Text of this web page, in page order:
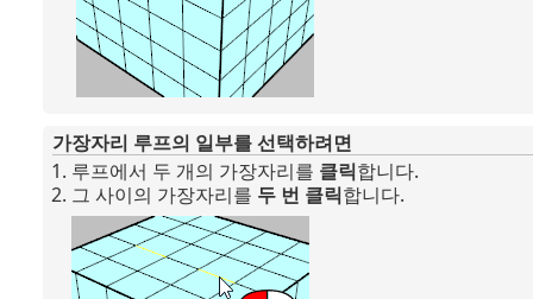
가장자리 루프의 일부를 선택하려면
루프에서 두 개의 가장자리를 클릭합니다.
그 사이의 가장자리를 두 번 클릭합니다.